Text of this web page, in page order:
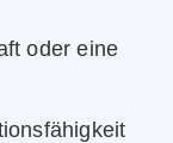
oder eine